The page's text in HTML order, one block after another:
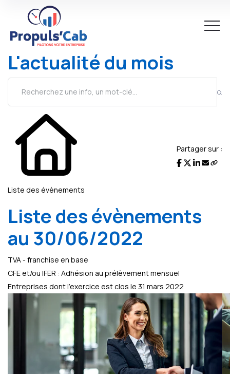
L'actualité du mois
Liste des évènements
Partager sur :
Liste des évènements
au 30/06/2022
TVA - franchise en base
CFE et/ou IFER : Adhésion au prélèvement mensuel
Entreprises dont l'exercice est clos le 31 mars 2022